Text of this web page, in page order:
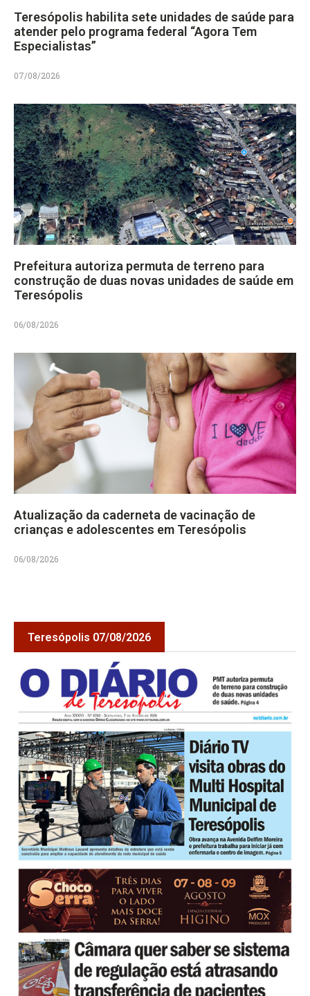
Teresópolis habilita sete unidades de saúde para
atender pelo programa federal “Agora Tem
Especialistas”
07/08/2026
Prefeitura autoriza permuta de terreno para
construção de duas novas unidades de saúde em
Teresópolis
06/08/2026
Atualização da caderneta de vacinação de
crianças e adolescentes em Teresópolis
06/08/2026
Teresópolis 07/08/2026